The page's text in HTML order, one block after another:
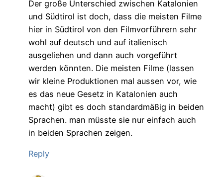
Der große Unterschied zwischen Katalonien
und Südtirol ist doch, dass die meisten Filme
hier in Südtirol von den Filmvorführern sehr
wohl auf deutsch und auf italienisch
ausgeliehen und dann auch vorgeführt
werden könnten. Die meisten Filme (lassen
wir kleine Produktionen mal aussen vor, wie
es das neue Gesetz in Katalonien auch
macht) gibt es doch standardmäßig in beiden
Sprachen. man müsste sie nur einfach auch
in beiden Sprachen zeigen.
Reply